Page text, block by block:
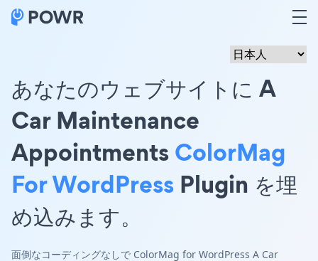
あなたのウェブサイトに A
Car Maintenance
AppointmentsColorMag
For WordPress Plugin を埋
め込みます。
面倒なコーディングなしで ColorMag for WordPress A Car